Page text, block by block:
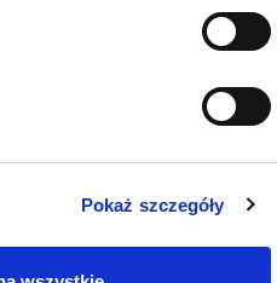
Pokaż szczegóły